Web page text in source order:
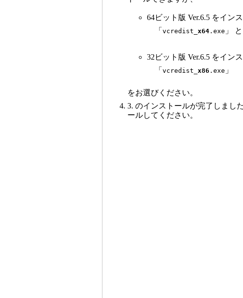
64ビット版 Ver.6.5 をイン
「 vcredist_ x64 .exe 」 と
32ビット版 Ver.6.5 をイン
「 vcredist_ x86 .exe 」
をお選びください。
3. のインストールが完了しまし
ールしてください。